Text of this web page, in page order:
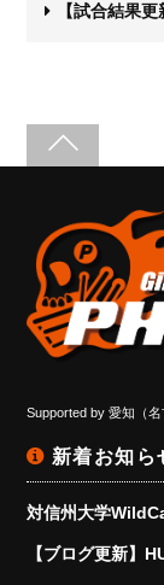
【試合結果
Supported by愛知（
新着お知ら
対信州大学
【ブログ更新】